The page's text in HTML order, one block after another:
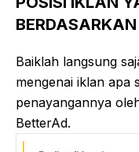
Baiklah langsung
mengenai iklan apa
penayangannya
BetterAd.